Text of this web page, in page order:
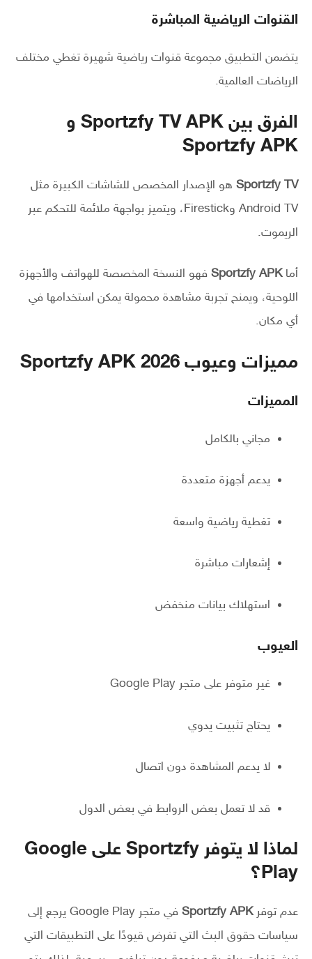
القنوات الرياضية المباشرة
يتضمن التطبيق مجموعة قنوات رياضية شهيرة تغطي مختلف
الرياضات العالمية.
الفرق بين Sportzfy TV APK و
Sportzfy APK
Sportzfy TV هو الإصدار المخصص للشاشات الكبيرة مثل
Android TV وFirestick، ويتميز بواجهة ملائمة للتحكم عبر
الريموت.
أماSportzfy APK فهو النسخة المخصصة للهواتف والأجهزة
اللوحية، ويمنح تجربة مشاهدة محمولة يمكن استخدامها في
أي مكان.
مميزات وعيوب Sportzfy APK 2026
المميزات
مجاني بالكامل
يدعم أجهزة متعددة
تغطية رياضية واسعة
إشعارات مباشرة
استهلاك بيانات منخفض
العيوب
غير متوفر على متجر Google Play
يحتاج تثبيت يدوي
لا يدعم المشاهدة دون اتصال
قد لا تعمل بعض الروابط في بعض الدول
لماذا لا يتوفر Sportzfy على Google
Play؟
عدم توفرSportzfy APK
في متجر Google Play يرجع إلى
سياسات حقوق البث التي تفرض قيودًا على التطبيقات التي